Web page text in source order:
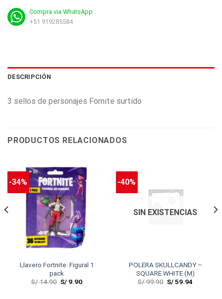
Compra via WhatsApp
+51 919285584
DESCRIPCIÓN
3 sellos de personajes Fornite surtido
PRODUCTOS RELACIONADOS
-34%
Llavero Fortnite: Figural 1
pack
S/14.90 S/ 9.90
-40%
SIN EXISTENCIAS
POLERA SKULLCANDY –
SQUARE WHITE (M)
S/99.90 S/59.94